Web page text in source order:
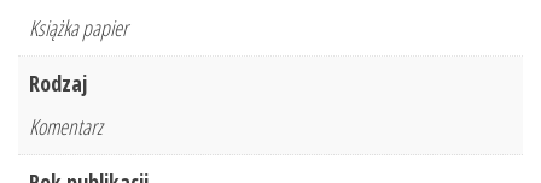
Książka papier
Rodzaj
Komentarz